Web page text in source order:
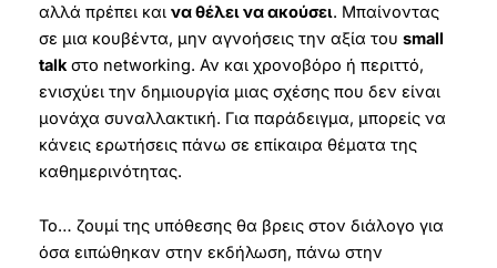
αλλά πρέπει και να θέλει να ακούσει. Μπαίνοντας
σε μια κουβέντα, μην αγνοήσεις την αξία του small
talkστο networking. Αν και χρονοβόρο ή περιττό,
ενισχύει την δημιουργία μιας σχέσης που δεν είναι
μονάχα συναλλακτική. Για παράδειγμα, μπορείς να
κάνεις ερωτήσεις πάνω σε επίκαιρα θέματα της
καθημερινότητας.
Το… ζουμί της υπόθεσης θα βρεις στον διάλογο για
όσα ειπώθηκαν στην εκδήλωση, πάνω στην